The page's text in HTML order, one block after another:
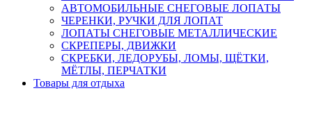
АВТОМОБИЛЬНЫЕ СНЕГОВЫЕ ЛОПАТЫ
ЧЕРЕНКИ, РУЧКИ ДЛЯ ЛОПАТ
ЛОПАТЫ СНЕГОВЫЕ МЕТАЛЛИЧЕСКИЕ
СКРЕПЕРЫ, ДВИЖКИ
СКРЕБКИ, ЛЕДОРУБЫ, ЛОМЫ, ЩЁТКИ,
МЁТЛЫ, ПЕРЧАТКИ
Товары для отдыха